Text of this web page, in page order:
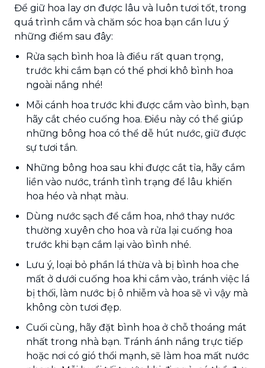
Để giữ hoa lay ơn được lâu và luôn tươi tốt, trong
quá trình cắm và chăm sóc hoa bạn cần lưu ý
những điểm sau đây:
Rửa sạch bình hoa là điều rất quan trọng,
trước khi cắm bạn có thể phơi khô bình hoa
ngoài nắng nhé!
Mỗi cánh hoa trước khi được cắm vào bình, bạn
hãy cắt chéo cuống hoa. Điều này có thể giúp
những bông hoa có thể dễ hút nước, giữ được
sự tươi tắn.
Những bông hoa sau khi được cắt tỉa, hãy cắm
liền vào nước, tránh tình trạng để lâu khiến
hoa héo và nhạt màu.
Dùng nước sạch để cắm hoa, nhớ thay nước
thường xuyên cho hoa và rửa lại cuống hoa
trước khi bạn cắm lại vào bình nhé.
Lưu ý, loại bỏ phần lá thừa và bị bình hoa che
mất ở dưới cuống hoa khi cắm vào, tránh việc lá
bị thối, làm nước bị ô nhiễm và hoa sẽ vì vậy mà
không còn tươi đẹp.
Cuối cùng, hãy đặt bình hoa ở chỗ thoáng mát
nhất trong nhà bạn. Tránh ánh nắng trực tiếp
hoặc nơi có gió thổi mạnh, sẽ làm hoa mất nước